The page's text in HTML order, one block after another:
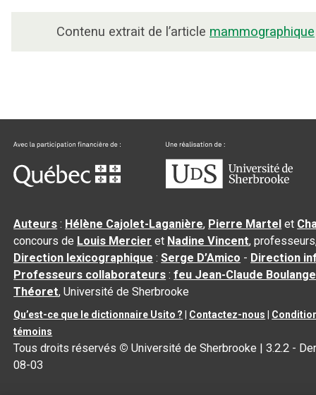
Contenu extrait de l’article mammographique
Auteurs : Hélène Cajolet-Laganière, Pierre Martel et
concours de Louis Mercier et Nadine Vincent,
Direction lexicographique :Serge D’Amico - Direction
Professeurs collaborateurs :feu Jean-Claude
Théoret, Université de Sherbrooke
Qu’est-ce que le dictionnaire Usito ? Contactez-nous
témoins
Tous droits réservés © Université de Sherbrooke |3.2.2 -
08-03